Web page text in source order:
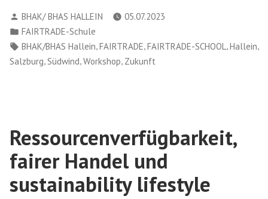
zu
Gast
in
der
Verfasst
von
BHAK/ BHAS HALLEIN
05.07.2023
Veröffentlicht
in
FAIRTRADE-Schule
Schlagwörter:
BHAK/BHAS Hallein,FAIRTRADE,FAIRTRADE-SCHOOL,Hallein,
Salzburg,Südwind,Workshop, Zukunft
Ressourcenverfügbarkeit,
fairer Handel und
sustainability lifestyle